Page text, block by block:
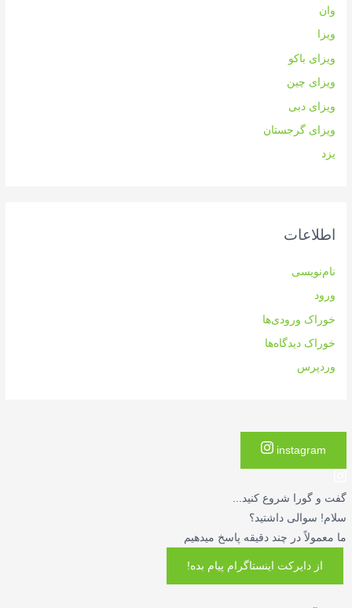
وان
ویزا
ویزای باکو
ویزای چین
ویزای دبی
ویزای گرجستان
یزد
اطلاعات
نام‌نویسی
ورود
خوراک ورودی‌ها
خوراک دیدگاه‌ها
وردپرس
instagram
گفت و گورا شروع کنید...
سلام! سوالی داشتید؟
ما معمولاً در چند دقیقه پاسخ میدهیم
از دایرکت اینستاگرام پیام بده!